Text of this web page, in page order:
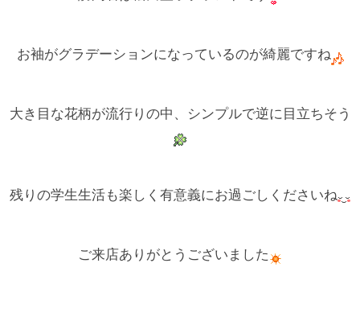
お袖がグラデーションになっているのが綺麗ですね
大き目な花柄が流行りの中、シンプルで逆に目立ちそう
残りの学生生活も楽しく有意義にお過ごしくださいね
ご来店ありがとうございました